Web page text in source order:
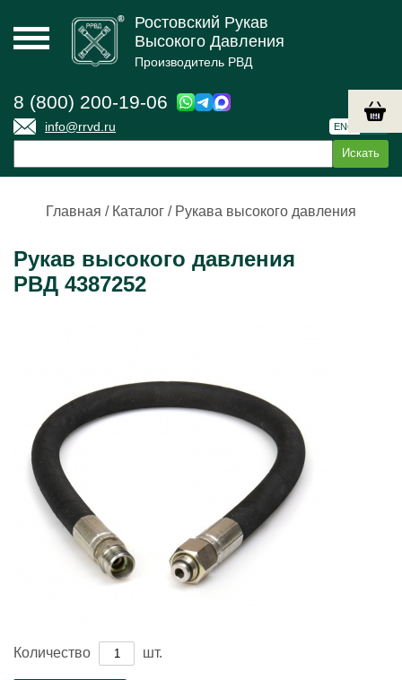
Ростовский Рукав
Высокого Давления
Производитель РВД
8 (800) 200-19-06
info@rrvd.ru ENG
Главная / Каталог / Рукава высокого давления
Рукав высокого давления
РВД 4387252
Количество шт.